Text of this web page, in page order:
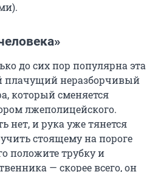
до сих пор популярна эта
плачущий неразборчивый
который сменяется
лжеполицейского.
нет, и рука уже тянется
стоящему на пороге
положите трубку и
— скорее всего, он